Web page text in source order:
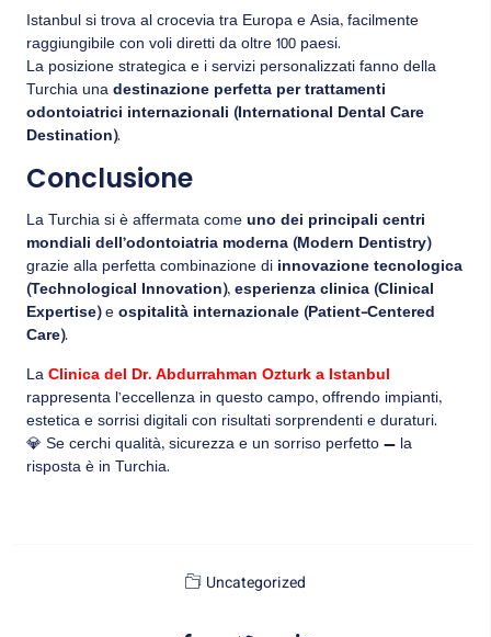
Istanbul si trova al crocevia tra Europa e Asia, facilmente
raggiungibile con voli diretti da oltre 100 paesi.
La posizione strategica e i servizi personalizzati fanno della
Turchia unadestinazione perfetta per trattamenti
odontoiatrici internazionali (International Dental Care
Destination).
Conclusione
La Turchia si è affermata comeuno dei principali centri
mondiali dell’odontoiatria moderna (Modern Dentistry)
grazie alla perfetta combinazione di innovazione tecnologica
(Technological Innovation),esperienza clinica (Clinical
Expertise)eospitalità internazionale (Patient-Centered
Care).
LaClinica del Dr. Abdurrahman Ozturk a Istanbul
rappresenta l’eccellenza in questo campo, offrendo impianti,
estetica e sorrisi digitali con risultati sorprendenti e duraturi.
💎 Se cerchi qualità, sicurezza e un sorriso perfetto — la
risposta è in Turchia.
Uncategorized